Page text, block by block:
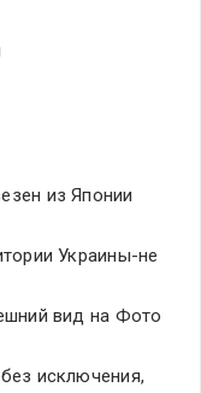
из Японии
Украины-не
вид на Фото
исключения,